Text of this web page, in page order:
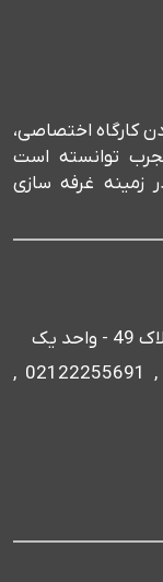
کارگاه اختصاصی،
توانسته است
زمینه غرفه سازی
یک
تلفن: 02122903173 , 02122903138 , 02122255691 ,